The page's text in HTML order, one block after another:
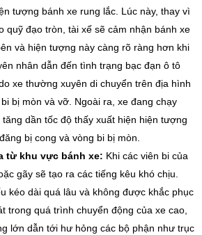
tượng bánh xe rung lắc. Lúc này, thay vì
quỹ đạo tròn, tài xế sẽ cảm nhận bánh xe
và hiện tượng này càng rõ ràng hơn khi
nhân dẫn đến tình trạng bạc đạn ô tô
xe thường xuyên di chuyển trên địa hình
bị mòn và vỡ. Ngoài ra, xe đang chạy
dần tốc độ thấy xuất hiện hiện tượng
bị cong và vòng bi bị mòn.
từ khu vực bánh xe: Khi các viên bi của
gãy sẽ tạo ra các tiếng kêu khó chịu.
kéo dài quá lâu và không được khắc phục
trong quá trình chuyển động của xe cao,
lớn dẫn tới hư hỏng các bộ phận như trục